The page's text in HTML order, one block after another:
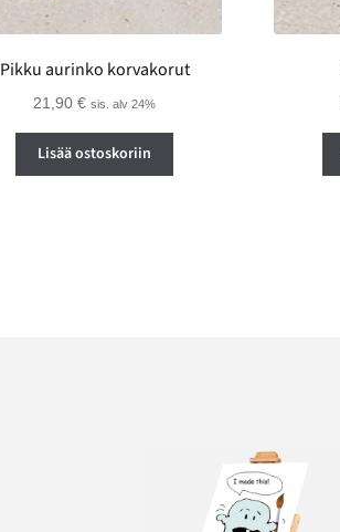
Pikku aurinko korvakorut
21,90€ sis. alv 24%
Lisää ostoskoriin